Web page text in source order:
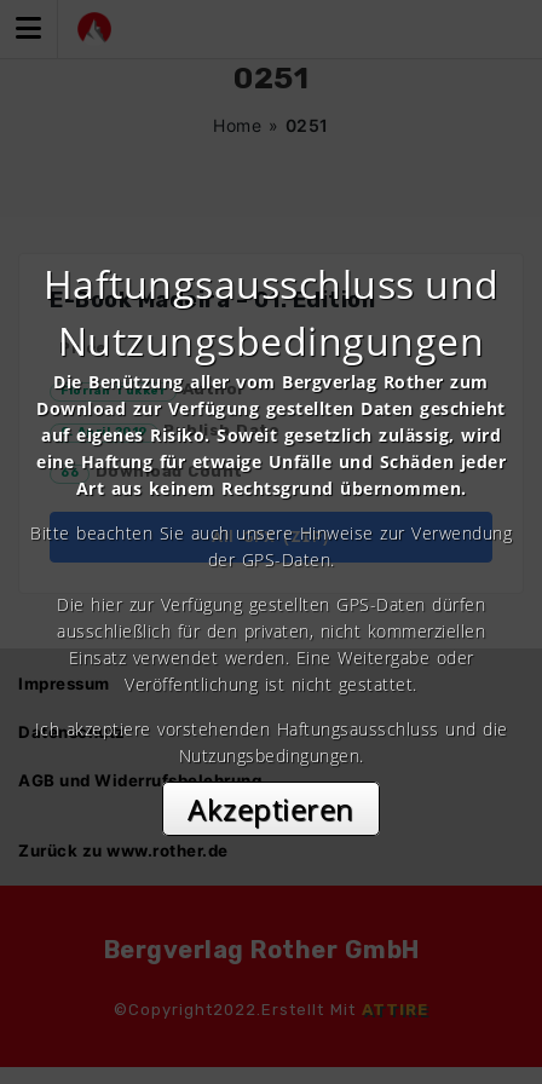
Inhalt
0251
Home » 0251
E-Book Madeira – 01. Edition
Price
Florian Tukker Author
9. April 2019 Publish Date
66 Download Count
All GPX (ZIP)
Impressum
Datenschutz
AGB und Widerrufsbelehrung
Zurück zu www.rother.de
Bergverlag Rother GmbH
©Copyright2022.Erstellt Mit ATTIRE
Haftungsausschluss und
Nutzungsbedingungen
Die Benützung aller vom Bergverlag Rother zum
Download zur Verfügung gestellten Daten geschieht
auf eigenes Risiko. Soweit gesetzlich zulässig, wird
eine Haftung für etwaige Unfälle und Schäden jeder
Art aus keinem Rechtsgrund übernommen.
Bitte beachten Sie auch unsere Hinweise zur Verwendung
der GPS-Daten.
Die hier zur Verfügung gestellten GPS-Daten dürfen
ausschließlich für den privaten, nicht kommerziellen
Einsatz verwendet werden. Eine Weitergabe oder
Veröffentlichung ist nicht gestattet.
Ich akzeptiere vorstehenden Haftungsausschluss und die
Nutzungsbedingungen.
Akzeptieren